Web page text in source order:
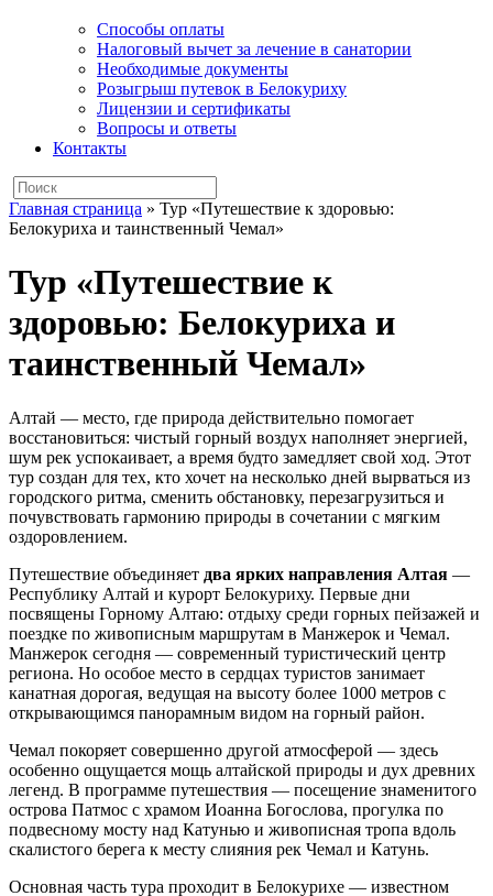
Способы оплаты
Налоговый вычет за лечение в санатории
Необходимые документы
Розыгрыш путевок в Белокуриху
Лицензии и сертификаты
Вопросы и ответы
Контакты
Главная страница » Тур «Путешествие к здоровью:
Белокуриха и таинственный Чемал»
Тур «Путешествие к
здоровью: Белокуриха и
таинственный Чемал»
Алтай — место, где природа действительно помогает
восстановиться: чистый горный воздух наполняет энергией,
шум рек успокаивает, а время будто замедляет свой ход. Этот
тур создан для тех, кто хочет на несколько дней вырваться из
городского ритма, сменить обстановку, перезагрузиться и
почувствовать гармонию природы в сочетании с мягким
оздоровлением.
Путешествие объединяет два ярких направления Алтая —
Республику Алтай и курорт Белокуриху. Первые дни
посвящены Горному Алтаю: отдыху среди горных пейзажей и
поездке по живописным маршрутам в Манжерок и Чемал.
Манжерок сегодня — современный туристический центр
региона. Но особое место в сердцах туристов занимает
канатная дорогая, ведущая на высоту более 1000 метров с
открывающимся панорамным видом на горный район.
Чемал покоряет совершенно другой атмосферой — здесь
особенно ощущается мощь алтайской природы и дух древних
легенд. В программе путешествия — посещение знаменитого
острова Патмос с храмом Иоанна Богослова, прогулка по
подвесному мосту над Катунью и живописная тропа вдоль
скалистого берега к месту слияния рек Чемал и Катунь.
Основная часть тура проходит в Белокурихе — известном